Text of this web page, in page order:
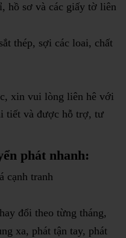
hồ sơ và các giấy tờ liên
thép, sợi các loai, chất
xin vui lòng liên hê với
tiết và được hỗ trợ, tư
phát nhanh:
cạnh tranh
đổi theo từng tháng,
xa, phát tận tay, phát